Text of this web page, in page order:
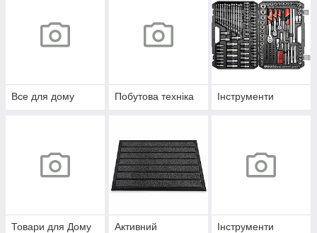
Все для дому Побутова техніка Інструменти
Товари для Дому
Активний
Інструменти